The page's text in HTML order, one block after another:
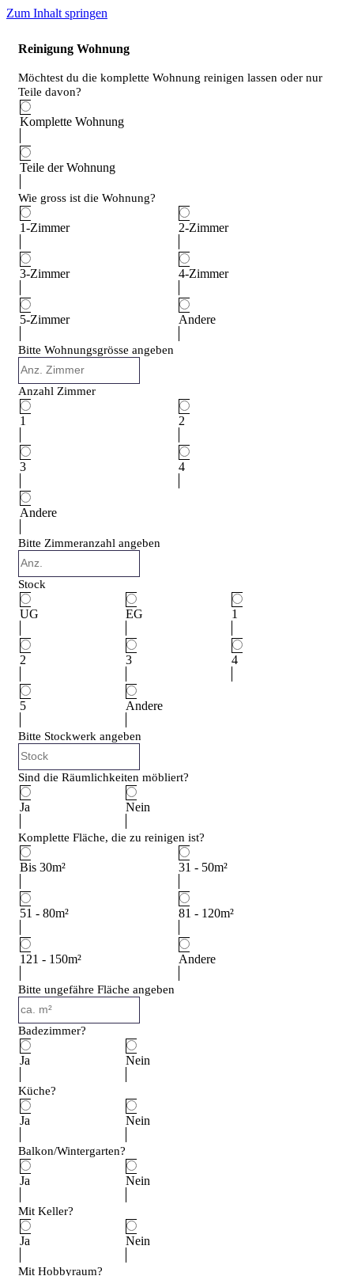
Zum Inhalt springen
Reinigung Wohnung
Möchtest du die komplette Wohnung reinigen lassen oder nur
Teile davon?
Komplette Wohnung
Teile der Wohnung
Wie gross ist die Wohnung?
1-Zimmer 2-Zimmer
3-Zimmer 4-Zimmer
5-Zimmer Andere
Bitte Wohnungsgrösse angeben
Anzahl Zimmer
1 2
3 4
Andere
Bitte Zimmeranzahl angeben
Stock
UG EG 1
2 3 4
5 Andere
Bitte Stockwerk angeben
Sind die Räumlichkeiten möbliert?
Ja Nein
Komplette Fläche, die zu reinigen ist?
Bis 30m² 31 - 50m²
51 - 80m² 81 - 120m²
121 - 150m² Andere
Bitte ungefähre Fläche angeben
Badezimmer?
Ja Nein
Küche?
Ja Nein
Balkon/Wintergarten?
Ja Nein
Mit Keller?
Ja Nein
Mit Hobbyraum?